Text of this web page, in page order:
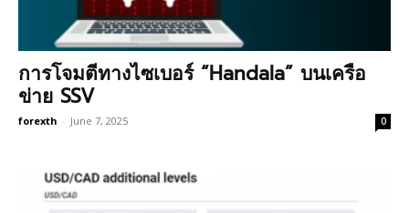
การโจมตีทางไซเบอร์ “Handala” บนเครือ
ข่าย SSV
forexth - June 7, 2025 0